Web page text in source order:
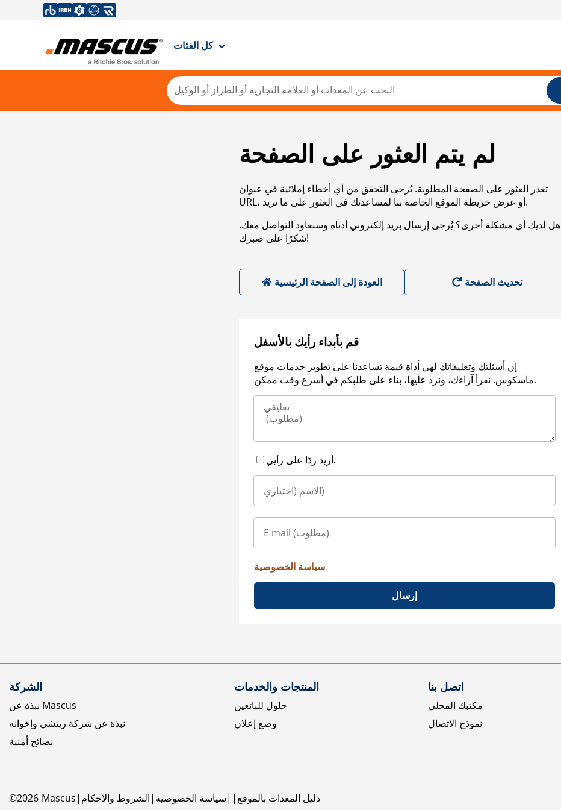
كل الفئات
لم يتم العثور على الصفحة
تعذر العثور على الصفحة المطلوبة. يُرجى التحقق من أي أخطاء إملائية في عنوان
URL، أو عرض خريطة الموقع الخاصة بنا لمساعدتك في العثور على ما تريد.
هل لديك أي مشكلة أخرى؟ يُرجى إرسال بريد إلكتروني أدناه وسنعاود التواصل معك.
شكرًا على صبرك!
العودة إلى الصفحة الرئيسية
قم بأبداء رأيك بالأسفل
إن أسئلتك وتعليقاتك لهي أداة قيمة تساعدنا على تطوير خدمات موقع
ماسكوس. نقرأ آراءك، ونرد عليها، بناء على طلبكم في أسرع وقت ممكن.
أريد ردًا على رأيي.
سياسة الخصوصية
إرسال
الشركة
نبذة عن Mascus
نبذة عن شركة ريتشي وإخوانه
نصائح أمنية
المنتجات والخدمات
حلول للبائعين
وضع إعلان
اتصل بنا
مكتبك المحلي
نموذج الاتصال
©2026 Mascus الشروط والأحكام سياسة الخصوصية دليل المعدات بالموقع